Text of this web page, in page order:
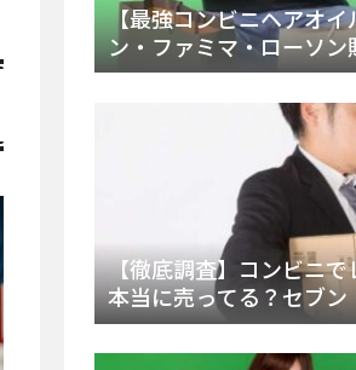
【最強コンビニヘアオイ
ン・ファミマ・ローソン
は？今すぐ買えるおすす
【徹底調査】コンビニで
本当に売ってる？セブン
マ・ローソンの取扱店舗
ー・内容物を詳しく調べ